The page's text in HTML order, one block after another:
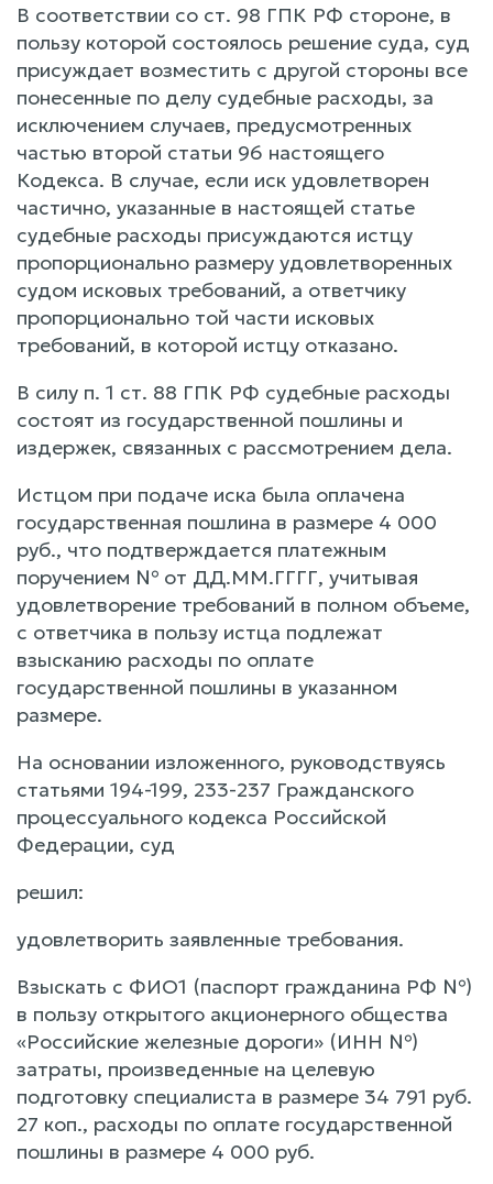
В соответствии со ст. 98 ГПК РФ стороне, в
пользу которой состоялось решение суда, суд
присуждает возместить с другой стороны все
понесенные по делу судебные расходы, за
исключением случаев, предусмотренных
частью второй статьи 96 настоящего
Кодекса. В случае, если иск удовлетворен
частично, указанные в настоящей статье
судебные расходы присуждаются истцу
пропорционально размеру удовлетворенных
судом исковых требований, а ответчику
пропорционально той части исковых
требований, в которой истцу отказано.
В силу п. 1 ст. 88 ГПК РФ судебные расходы
состоят из государственной пошлины и
издержек, связанных с рассмотрением дела.
Истцом при подаче иска была оплачена
государственная пошлина в размере 4 000
руб., что подтверждается платежным
поручением № от ДД.ММ.ГГГГ, учитывая
удовлетворение требований в полном объеме,
с ответчика в пользу истца подлежат
взысканию расходы по оплате
государственной пошлины в указанном
размере.
На основании изложенного, руководствуясь
статьями 194-199, 233-237 Гражданского
процессуального кодекса Российской
Федерации, суд
решил:
удовлетворить заявленные требования.
Взыскать с ФИО1 (паспорт гражданина РФ №)
в пользу открытого акционерного общества
«Российские железные дороги» (ИНН №)
затраты, произведенные на целевую
подготовку специалиста в размере 34 791 руб.
27 коп., расходы по оплате государственной
пошлины в размере 4 000 руб.